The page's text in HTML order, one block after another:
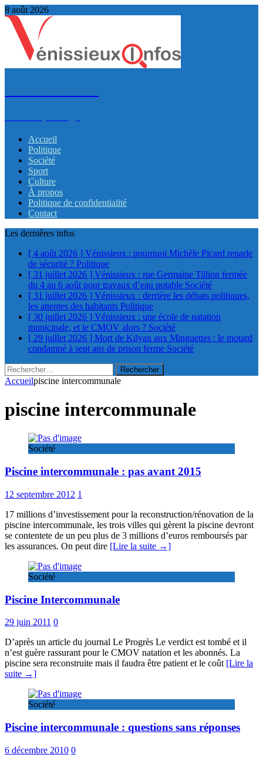
8 août 2026
Accueil
Politique
Société
Sport
Culture
À propos
Politique de confidentialité
Contact
Les dernières infos
[ 4 août 2026 ] Vénissieux : pourquoi Michèle Picard reparle
de sécurité ? Politique
[ 31 juillet 2026 ] Vénissieux : rue Germaine Tillion fermée
du 4 au 6 août pour travaux d’eau potable Société
[ 31 juillet 2026 ] Vénissieux : derrière les débats politiques,
les attentes des habitants Politique
[ 30 juillet 2026 ] Vénissieux : une école de natation
municipale, et le CMOV alors ? Société
[ 29 juillet 2026 ] Mort de Kilyan aux Minguettes : le motard
condamné à sept ans de prison ferme Société
Rechercher :
Accueilpiscine intercommunale
piscine intercommunale
Société
Piscine intercommunale : pas avant 2015
12 septembre 2012 1
17 millions d’investissement pour la reconstruction/rénovation de la
piscine intercommunale, les trois villes qui gèrent la piscine devront
se contentete de un peu plus de 3 millions d’euros remboursés par
les assurances. On peut dire [Lire la suite →]
Société
Piscine Intercommunale
29 juin 2011 0
D’après un article du journal Le Progrès Le verdict est tombé et il
n’est guère rassurant pour le CMOV natation et les abonnés. La
piscine sera reconstruite mais il faudra être patient et le coût [Lire la
suite →]
Société
Piscine intercommunale : questions sans réponses
6 décembre 2010 0